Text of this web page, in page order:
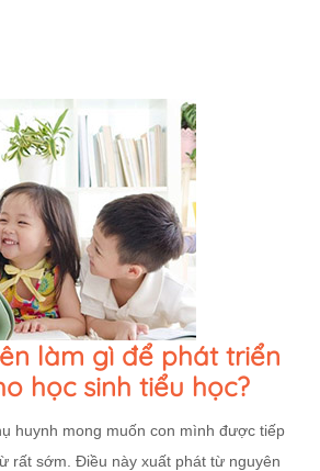
làm gì để phát triển
học sinh tiểu học?
huynh mong muốn con mình được tiếp
rất sớm. Điều này xuất phát từ nguyên